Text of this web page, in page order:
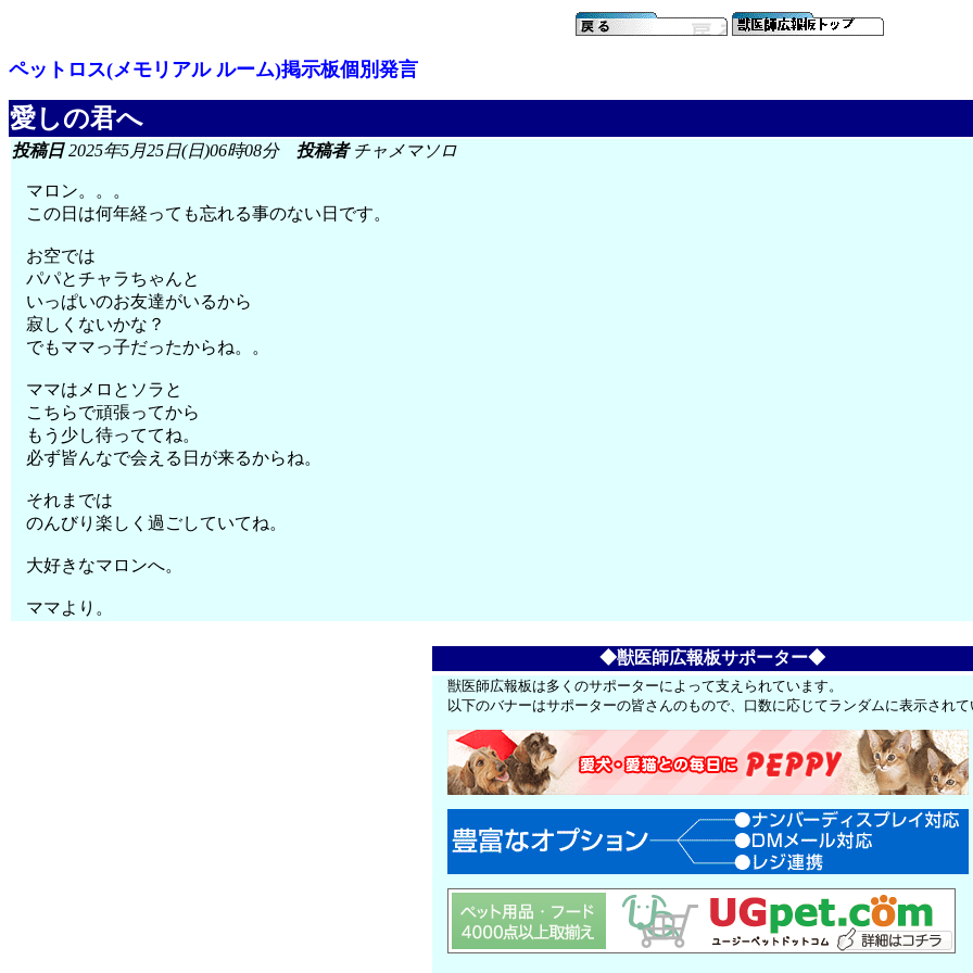
ペットロス(メモリアル ルーム)掲示板個別発言
愛しの君へ
投稿日2025年5月25日(日)06時08分 投稿者チャメマソロ
マロン。。。
この日は何年経っても忘れる事のない日です。
お空では
パパとチャラちゃんと
いっぱいのお友達がいるから
寂しくないかな？
でもママっ子だったからね。。
ママはメロとソラと
こちらで頑張ってから
もう少し待っててね。
必ず皆んなで会える日が来るからね。
それまでは
のんびり楽しく過ごしていてね。
大好きなマロンへ。
ママより。
◆獣医師広報板サポーター◆
獣医師広報板は多くのサポーターによって支えられています。
以下のバナーはサポーターの皆さんのもので、口数に応じてランダムに表示され